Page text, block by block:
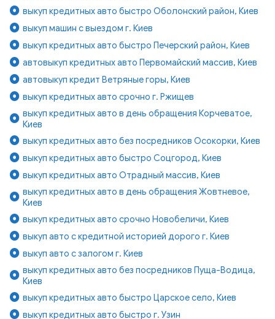
выкуп кредитных авто быстро Оболонский район, Киев
выкуп машин с выездом г. Киев
выкуп кредитных авто быстро Печерский район, Киев
автовыкуп кредитных авто Первомайский массив, Киев
автовыкуп кредит Ветряные горы, Киев
выкуп кредитных авто срочно г. Ржищев
выкуп кредитных авто в день обращения Корчеватое,
Киев
выкуп кредитных авто без посредников Осокорки, Киев
выкуп кредитных авто быстро Соцгород, Киев
выкуп кредитных авто Отрадный массив, Киев
выкуп кредитных авто в день обращения Жовтневое,
Киев
выкуп кредитных авто срочно Новобеличи, Киев
выкуп авто с кредитной историей дорого г. Киев
выкуп авто с залогом г. Киев
выкуп кредитных авто без посредников Пуща-Водица,
Киев
выкуп кредитных авто быстро Царское село, Киев
выкуп кредитных авто быстро г. Узин